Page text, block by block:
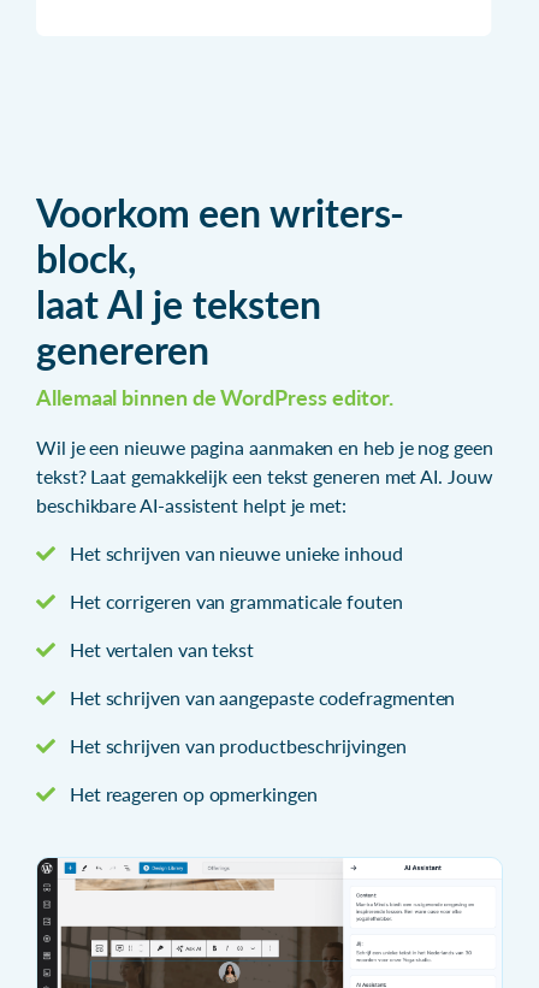
Voorkom een writers-
block,
laat AI je teksten
genereren
Allemaal binnen de WordPress editor.
Wil je een nieuwe pagina aanmaken en heb je nog geen
tekst? Laat gemakkelijk een tekst generen met AI. Jouw
beschikbare AI-assistent helpt je met:
Het schrijven van nieuwe unieke inhoud
Het corrigeren van grammaticale fouten
Het vertalen van tekst
Het schrijven van aangepaste codefragmenten
Het schrijven van productbeschrijvingen
Het reageren op opmerkingen